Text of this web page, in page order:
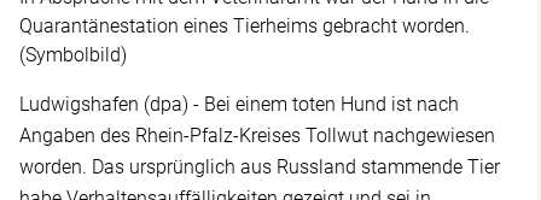
Quarantänestation eines Tierheims gebracht worden.
(Symbolbild)
Ludwigshafen (dpa) - Bei einem toten Hund ist nach
Angaben des Rhein-Pfalz-Kreises Tollwut nachgewiesen
worden. Das ursprünglich aus Russland stammende Tier